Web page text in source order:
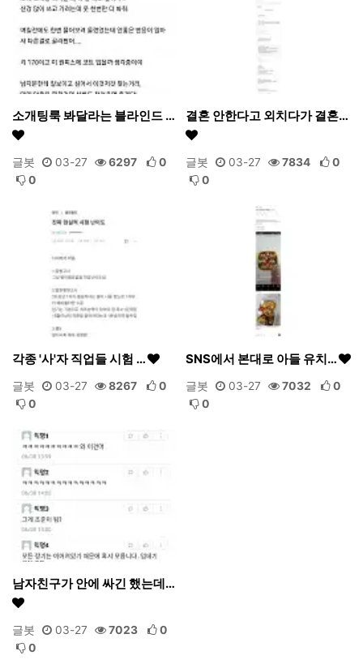
소개팅룩 봐달라는 블라인드 …
글봇 03-27 6297
0
0
결혼 안한다고 외치다가 결혼…
글봇 03-27 7834
0
0
각종 '사'자 직업들 시험 …
글봇 03-27 8267
0
0
SNS에서 본대로 아들 유치…
글봇 03-27 7032
0
0
남자친구가 안에 싸긴 했는데…
글봇 03-27 7023
0
0